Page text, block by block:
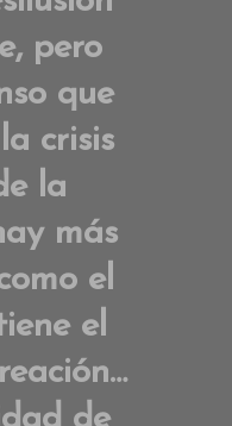
pero
que
crisis
la
más
el
el